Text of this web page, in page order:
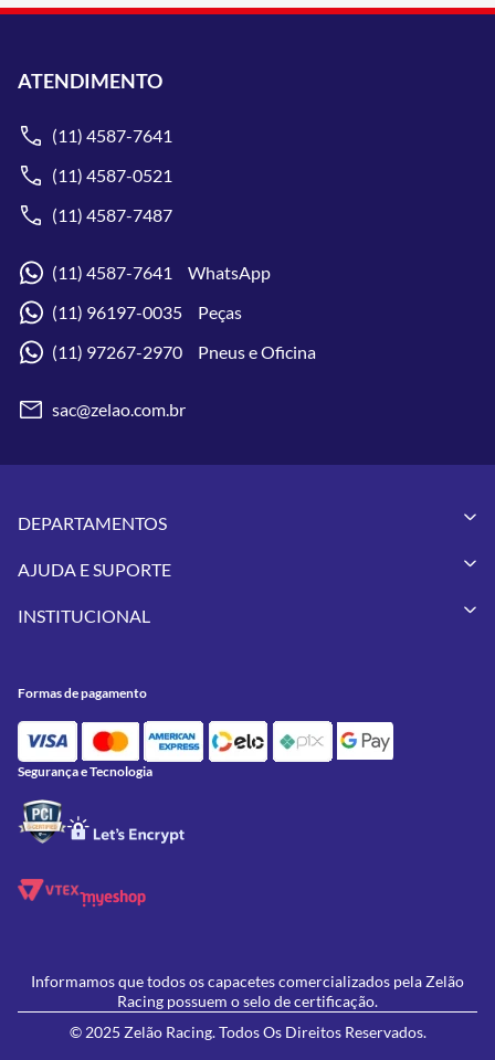
ATENDIMENTO
(11) 4587-7641
(11) 4587-0521
(11) 4587-7487
(11) 4587-7641 WhatsApp
(11) 96197-0035 Peças
(11) 97267-2970 Pneus e Oficina
sac@zelao.com.br
DEPARTAMENTOS
Vestuários
Pneus
Utilidades
Feminino
Lançamentos
AJUDA E SUPORTE
Meus Pedidos
Política de Privacidade
Política de Campanhas e promoções
INSTITUCIONAL
Contato
Oficina/Serviços
Formas de pagamento
Segurança e Tecnologia
Informamos que todos os capacetes comercializados pela Zelão
Racing possuem o selo de certificação.
© 2025 Zelão Racing. Todos Os Direitos Reservados.